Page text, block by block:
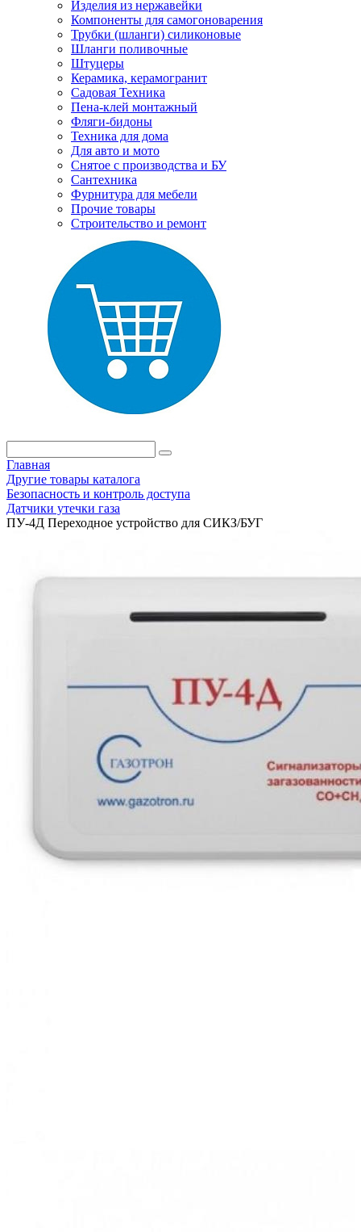
Изделия из нержавейки
Компоненты для самогоноварения
Трубки (шланги) силиконовые
Шланги поливочные
Штуцеры
Керамика, керамогранит
Садовая Техника
Пена-клей монтажный
Фляги-бидоны
Техника для дома
Для авто и мото
Снятое с производства и БУ
Сантехника
Фурнитура для мебели
Прочие товары
Строительство и ремонт
Главная
Другие товары каталога
Безопасность и контроль доступа
Датчики утечки газа
ПУ-4Д Переходное устройство для СИКЗ/БУГ